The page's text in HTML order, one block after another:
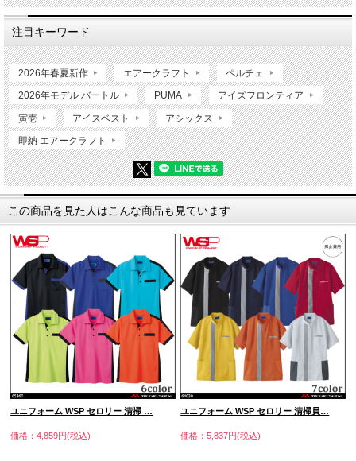
注目キーワード
2026年春夏新作 エアークラフト ペルチェ
2026年モデル バートル PUMA アイズフロンティア
寅壱 アイスベスト アシックス
即納 エアークラフト
この商品を見た人はこんな商品も見ています
ユニフォーム WSP セロリー 清掃 …
価格：4,859円(税込)
ユニフォーム WSP セロリー 清掃員…
価格：5,837円(税込)